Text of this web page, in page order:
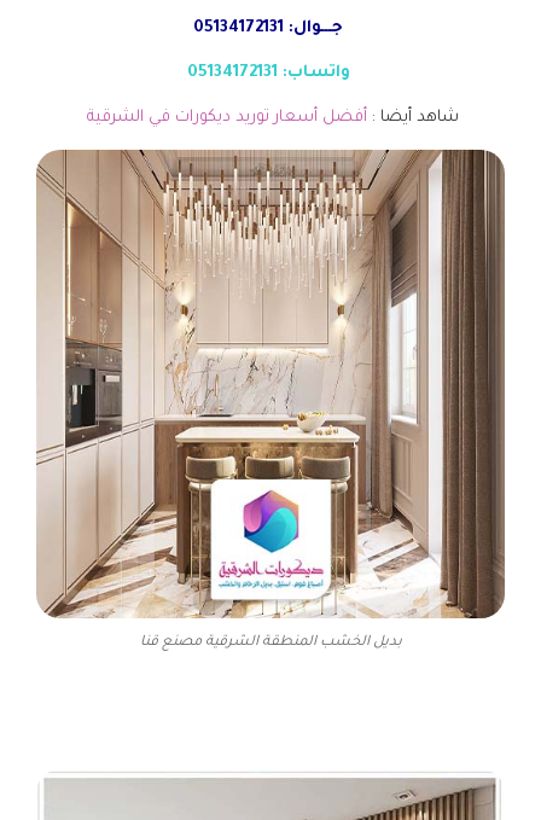
جـــوال: 05134172131
واتساب: 05134172131
شاهد أيضا : أفضل أسعار توريد ديكورات في الشرقية
بديل الخشب المنطقة الشرقية مصنع قنا